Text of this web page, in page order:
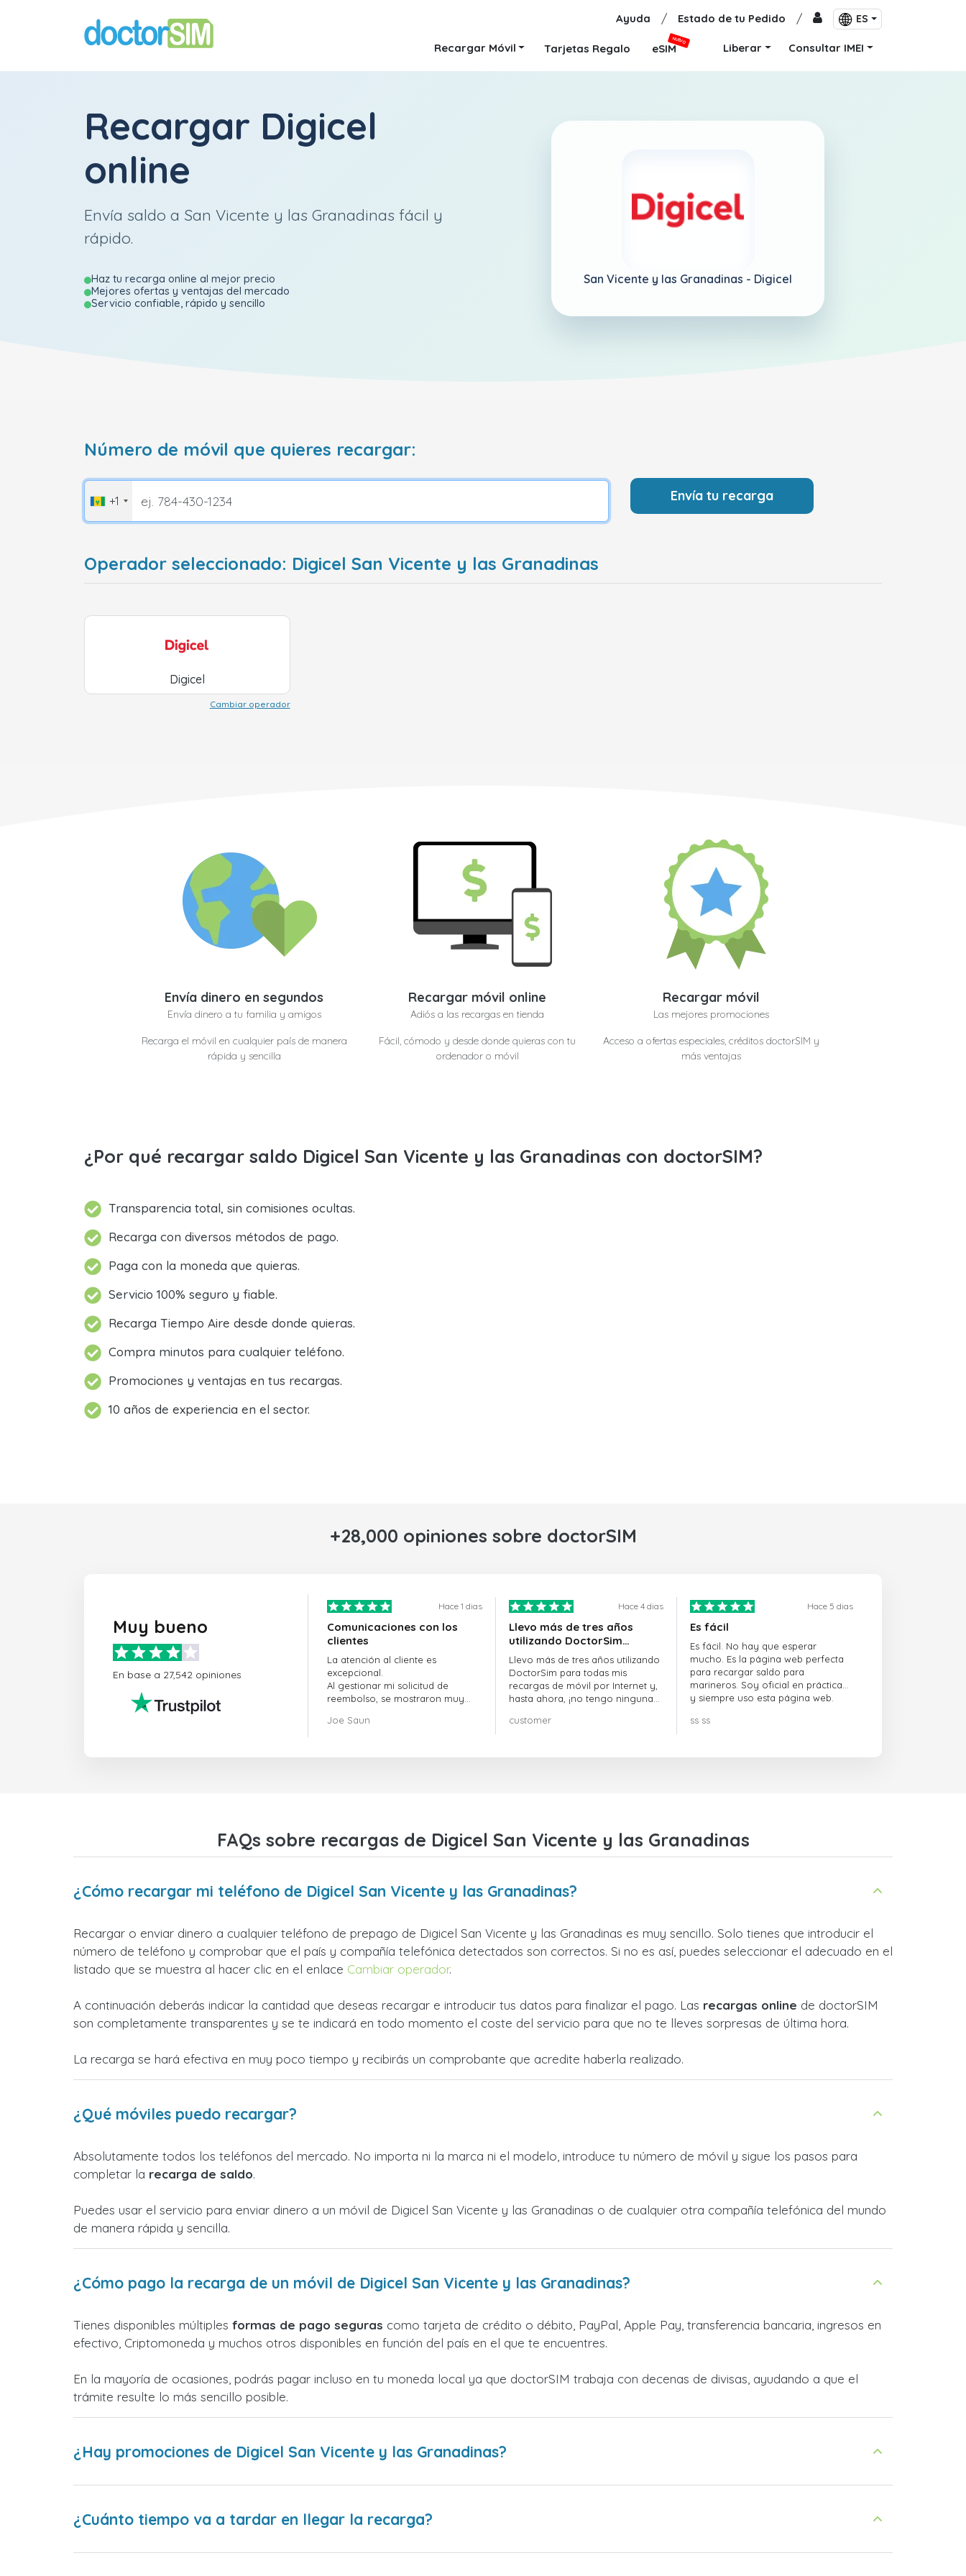
Ayuda / Estado de tu Pedido / ES
Recargar Móvil Tarjetas Regalo eSIM
NUEVO
Liberar Consultar IMEI
Recargar Digicel
online
Envía saldo a San Vicente y las Granadinas fácil y
rápido.
Haz tu recarga online al mejor precio
Mejores ofertas y ventajas del mercado
Servicio confiable, rápido y sencillo
San Vicente y las Granadinas - Digicel
Número de móvil que quieres recargar:
+1 Envía tu recarga
Operador seleccionado: Digicel San Vicente y las Granadinas
Digicel
Cambiar operador
Envía dinero en segundos
Envía dinero a tu familia y amigos
Recarga el móvil en cualquier país de manera
rápida y sencilla
Recargar móvil online
Adiós a las recargas en tienda
Fácil, cómodo y desde donde quieras con tu
ordenador o móvil
Recargar móvil
Las mejores promociones
Acceso a ofertas especiales, créditos doctorSIM y
más ventajas
¿Por qué recargar saldo Digicel San Vicente y las Granadinas con doctorSIM?
Transparencia total, sin comisiones ocultas.
Recarga con diversos métodos de pago.
Paga con la moneda que quieras.
Servicio 100% seguro y fiable.
Recarga Tiempo Aire desde donde quieras.
Compra minutos para cualquier teléfono.
Promociones y ventajas en tus recargas.
10 años de experiencia en el sector.
+28,000 opiniones sobre doctorSIM
Muy bueno
En base a 27,542 opiniones
Hace 1 dias
Comunicaciones con los
clientes
La atención al cliente es
excepcional.
Al gestionar mi solicitud de
reembolso, se mostraron muy
gestión, y resolvieron mi
Joe Saun
Hace 4 dias
Llevo más de tres años
utilizando DoctorSim…
Llevo más de tres años utilizando
DoctorSim para todas mis
recargas de móvil por Internet y,
hasta ahora, ¡no tengo ninguna
customer
Hace 5 dias
Es fácil
Es fácil. No hay que esperar
mucho. Es la página web perfecta
para recargar saldo para
marineros. Soy oficial en prácticas
y siempre uso esta página web.
ss ss
FAQs sobre recargas de Digicel San Vicente y las Granadinas
¿Cómo recargar mi teléfono de Digicel San Vicente y las Granadinas?
Recargar o enviar dinero a cualquier teléfono de prepago de Digicel San Vicente y las Granadinas es muy sencillo. Solo tienes que introducir el
número de teléfono y comprobar que el país y compañía telefónica detectados son correctos. Si no es así, puedes seleccionar el adecuado en el
listado que se muestra al hacer clic en el enlace Cambiar operador.
A continuación deberás indicar la cantidad que deseas recargar e introducir tus datos para finalizar el pago. Las recargas online de doctorSIM
son completamente transparentes y se te indicará en todo momento el coste del servicio para que no te lleves sorpresas de última hora.
La recarga se hará efectiva en muy poco tiempo y recibirás un comprobante que acredite haberla realizado.
¿Qué móviles puedo recargar?
Absolutamente todos los teléfonos del mercado. No importa ni la marca ni el modelo, introduce tu número de móvil y sigue los pasos para
completar la recarga de saldo.
Puedes usar el servicio para enviar dinero a un móvil de Digicel San Vicente y las Granadinas o de cualquier otra compañía telefónica del mundo
de manera rápida y sencilla.
¿Cómo pago la recarga de un móvil de Digicel San Vicente y las Granadinas?
Tienes disponibles múltiples formas de pago seguras como tarjeta de crédito o débito, PayPal, Apple Pay, transferencia bancaria, ingresos en
efectivo, Criptomoneda y muchos otros disponibles en función del país en el que te encuentres.
En la mayoría de ocasiones, podrás pagar incluso en tu moneda local ya que doctorSIM trabaja con decenas de divisas, ayudando a que el
trámite resulte lo más sencillo posible.
¿Hay promociones de Digicel San Vicente y las Granadinas?
¿Cuánto tiempo va a tardar en llegar la recarga?